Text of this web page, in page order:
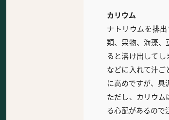
カリウム
ナトリウムを排
類、果物、海藻、
ると溶け出して
などに入れて汁
に高めですが、具
ただし、カリウ
る心配があるので